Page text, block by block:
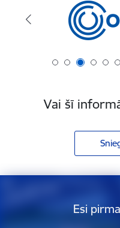
Vai šī
Esi